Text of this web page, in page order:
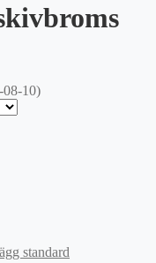
08-10)
standard